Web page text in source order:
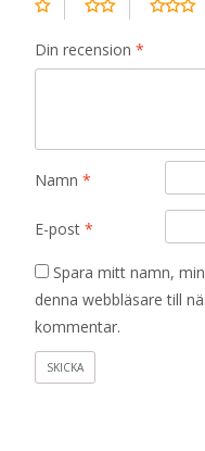
Din recension *
Namn *
E-post *
Spara mitt namn,
denna webbläsare till
kommentar.